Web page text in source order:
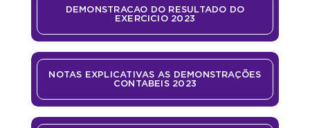
DEMONSTRACAO DO RESULTADO DO
EXERCICIO 2023
NOTAS EXPLICATIVAS AS DEMONSTRAÇÕES
CONTABEIS 2023